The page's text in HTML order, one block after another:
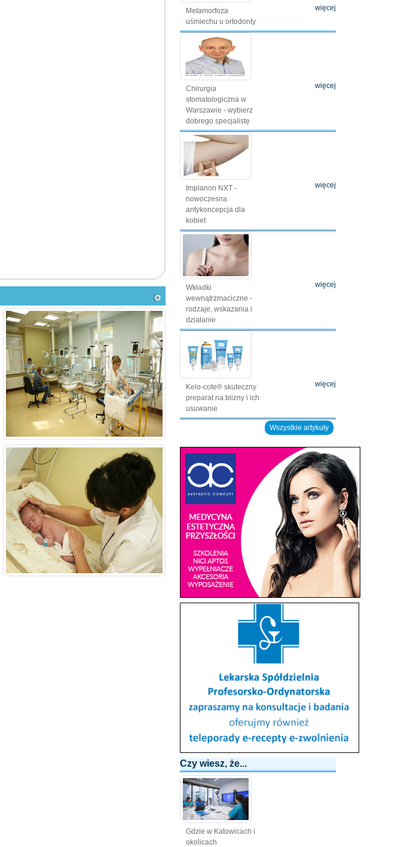
Metamorfoza
uśmiechu u ortodonty
więcej
Chirurgia
stomatologiczna w
Warszawie - wybierz
dobrego specjalistę
więcej
Implanon NXT -
nowoczesna
antykoncepcja dla
kobiet
więcej
Wkładki
wewnątrzmaciczne -
rodzaje, wskazania i
działanie
więcej
Kelo-cote® skuteczny
preparat na blizny i ich
usuwanie
więcej
Wszystkie artykuły
Czy wiesz, że...
Gdzie w Katowicach i
okolicach